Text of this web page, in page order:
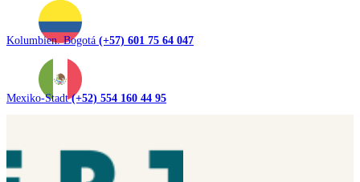
Kolumbien. Bogotá (+57) 601 75 64 047
Mexiko-Stadt(+52) 554 160 44 95